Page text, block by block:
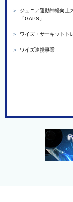
＞
ジュニア運動神経向上
「GAPS」
＞ ワイズ・サーキットト
＞ ワイズ連携事業